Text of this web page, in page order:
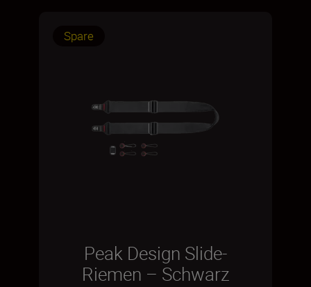
Spare
Peak Design Slide-
Riemen – Schwarz